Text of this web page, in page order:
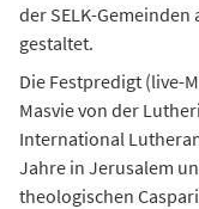
der SELK-
gestaltet.
Die Festpredigt (live-
Masvie von der
International
Jahre in Jerusalem
theologischen